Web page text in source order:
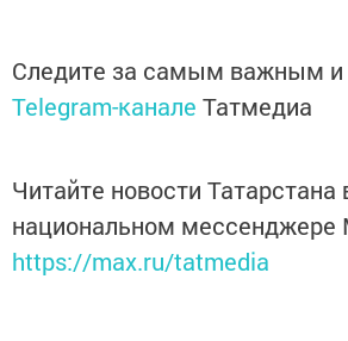
Следите за самым важным
Telegram-канале Татмедиа
Читайте новости Татарстана
национальном мессенджере
https://max.ru/tatmedia